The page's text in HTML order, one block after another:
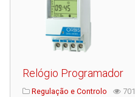
Relógio Programador
Regulação e Controlo 701